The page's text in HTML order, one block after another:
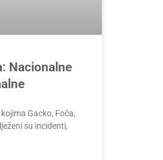
Nacionalne
Gacko, Foča,
su incidenti,